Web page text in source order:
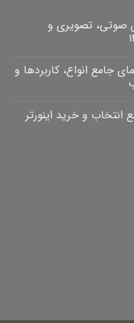
صوتی، تصویری و
جامع انواع، کاربردها و
انتخاب و خرید اینورتر